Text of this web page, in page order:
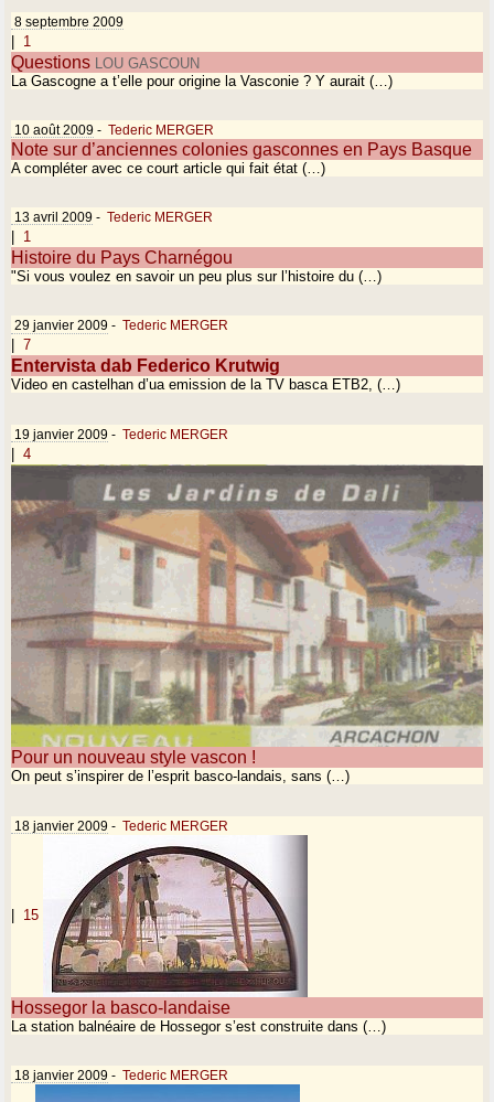
8 septembre 2009
| 1
Questions LOU GASCOUN
La Gascogne a t’elle pour origine la Vasconie ? Y aurait (…)
10 août 2009 - Tederic MERGER
Note sur d’anciennes colonies gasconnes en Pays Basque
A compléter avec ce court article qui fait état (…)
13 avril 2009 - Tederic MERGER
1
Histoire du Pays Charnégou
"Si vous voulez en savoir un peu plus sur l’histoire du (…)
29 janvier 2009 - Tederic MERGER
7
Entervista dab Federico Krutwig
Video en castelhan d’ua emission de la TV basca ETB2, (…)
19 janvier 2009 - Tederic MERGER
4
Pour un nouveau style vascon !
On peut s’inspirer de l’esprit basco-landais, sans (…)
18 janvier 2009 - Tederic MERGER
| 15
Hossegor la basco-landaise
La station balnéaire de Hossegor s’est construite dans (…)
18 janvier 2009 - Tederic MERGER